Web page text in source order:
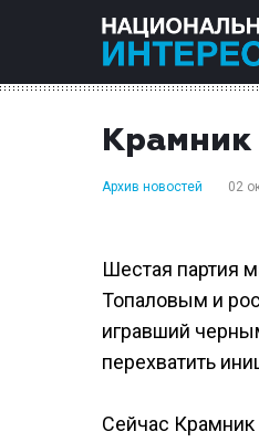
Крамник
Архив новостей 02
Шестая партия
Топаловым и
игравший
перехватить
Сейчас Крамник